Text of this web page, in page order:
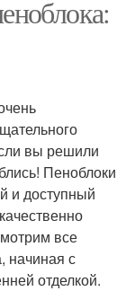
вы решили
Пеноблоки
и доступный
все
начиная с
отделкой.